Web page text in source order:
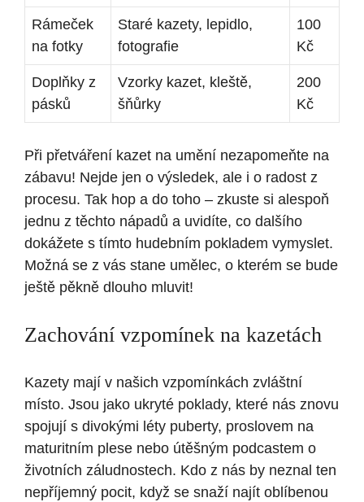
Rámeček
na fotky
Staré kazety, lepidlo,
fotografie
100
Kč
Doplňky z
pásků
Vzorky kazet, kleště,
šňůrky
200
Kč
Při přetváření kazet na umění nezapomeňte na
zábavu! Nejde jen o výsledek, ale i o radost z
procesu. Tak hop a do toho – zkuste si alespoň
jednu z těchto nápadů a uvidíte, co dalšího
dokážete s tímto hudebním pokladem vymyslet.
Možná se z vás stane umělec, o kterém se bude
ještě pěkně dlouho mluvit!
Zachování vzpomínek na kazetách
Kazety mají v našich vzpomínkách zvláštní
místo. Jsou jako ukryté poklady, které nás znovu
spojují s divokými léty puberty, proslovem na
maturitním plese nebo útěšným podcastem o
životních záludnostech. Kdo z nás by neznal ten
nepříjemný pocit, když se snaží najít oblíbenou